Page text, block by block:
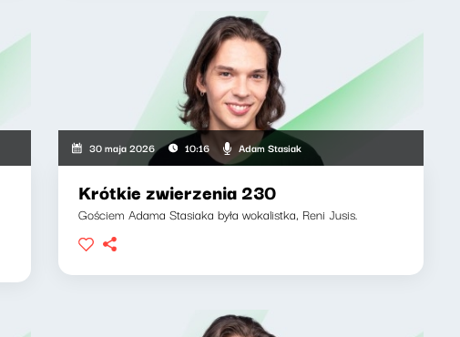
30 maja 2026 10:16 Adam Stasiak
Krótkie zwierzenia 230
Gościem Adama Stasiaka była wokalistka, Reni Jusis.